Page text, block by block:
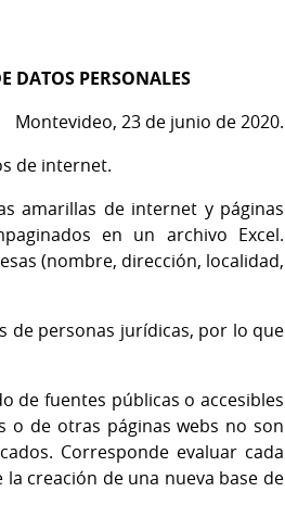
DATOS PERSONALES
Montevideo, 23 de junio de 2020.
de internet.
amarillas de internet y páginas
en un archivo Excel.
(nombre, dirección, localidad,
de personas jurídicas, por lo que
de fuentes públicas o accesibles
o de otras páginas webs no son
Corresponde evaluar cada
creación de una nueva base de